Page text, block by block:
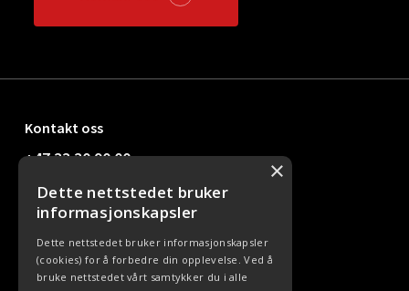
Kontakt oss
+47 33 30 90 00
kundesenter@office24.no
Nyttige linker
×
Dette nettstedet bruker
informasjonskapsler
Dette nettstedet bruker informasjonskapsler
(cookies) for å forbedre din opplevelse. Ved å
bruke nettstedet vårt samtykker du i alle